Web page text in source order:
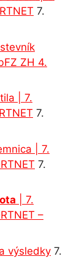
7.
ZH 4.
| 7.
7.
| 7.
7.
| 7.
–
výsledky 7.